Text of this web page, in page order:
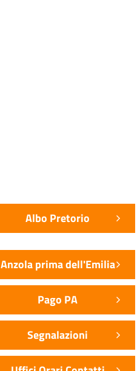
Albo Pretorio
Anzola prima dell'Emilia
Pago PA
Segnalazioni